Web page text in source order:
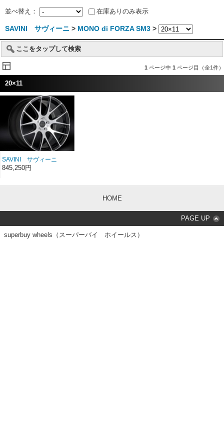
並べ替え： 在庫ありのみ表示
SAVINI サヴィーニ > MONO di FORZA SM3 >
ここをタップして検索
1 ページ中 1 ページ目（全1件）
20×11
SAVINI サヴィーニ
MONO di FORZA モノ デ
845,250円
HOME
PAGE UP
superbuy wheels（スーパーバイ ホイールス）